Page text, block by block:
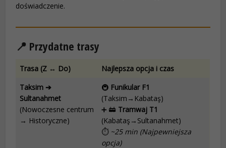
doświadczenie.
📍 Przydatne trasy
Trasa (Z ↔ Do)
Najlepsza opcja i czas
Taksim ➔
Sultanahmet
(Nowoczesne centrum
→ Historyczne)
🚇 Funikular F1
(Taksim→Kabataş)
➕ 🚋 Tramwaj T1
(Kabataş→Sultanahmet)
⏱ ~25 min (Najpewniejsza
opcja)